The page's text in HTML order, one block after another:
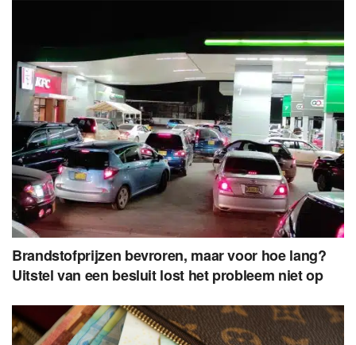
Brandstofprijzen bevroren, maar voor hoe lang?
Uitstel van een besluit lost het probleem niet op